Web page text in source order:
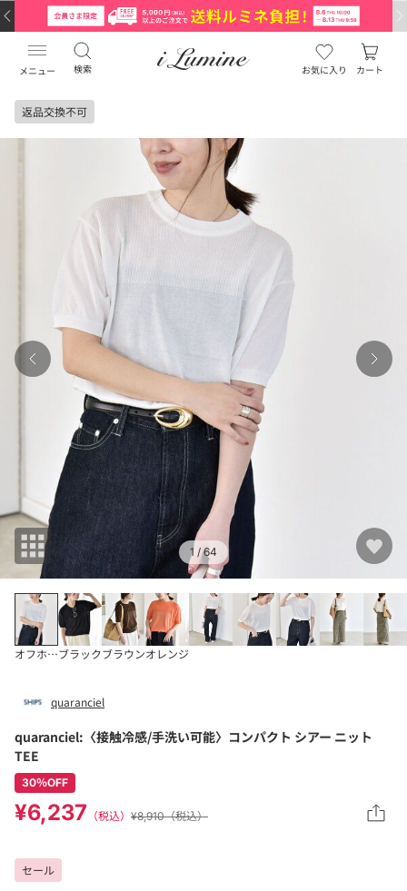
メニュー 検索 お気に入り カート
返品交換不可
1 / 64
オフホワイトブラックブラウンオレンジ
quaranciel
quaranciel:〈接触冷感/手洗い可能〉コンパクト シアー ニット
TEE
30％OFF
¥6,237 （税込） ¥8,910（税込）
セール